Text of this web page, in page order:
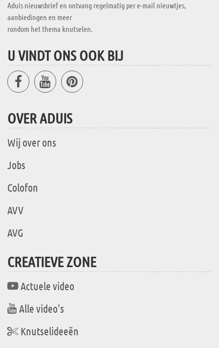
Aduis nieuwsbrief en ontvang regelmatig per e-mail nieuwtjes,
aanbiedingen en meer
rondom het thema knutselen.
U VINDT ONS OOK BIJ
OVER ADUIS
Wij over ons
Jobs
Colofon
AVV
AVG
CREATIEVE ZONE
Actuele video
Alle video's
Knutselideeën